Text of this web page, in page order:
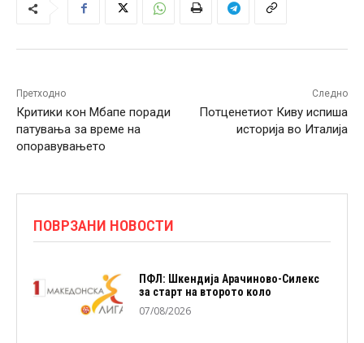
Претходно
Критики кон Мбапе поради
патувања за време на
опоравувањето
Следно
Потценетиот Киву испиша
историја во Италија
ПОВРЗАНИ НОВОСТИ
ПФЛ: Шкендија Арачиново-Силекс
за старт на второто коло
07/08/2026